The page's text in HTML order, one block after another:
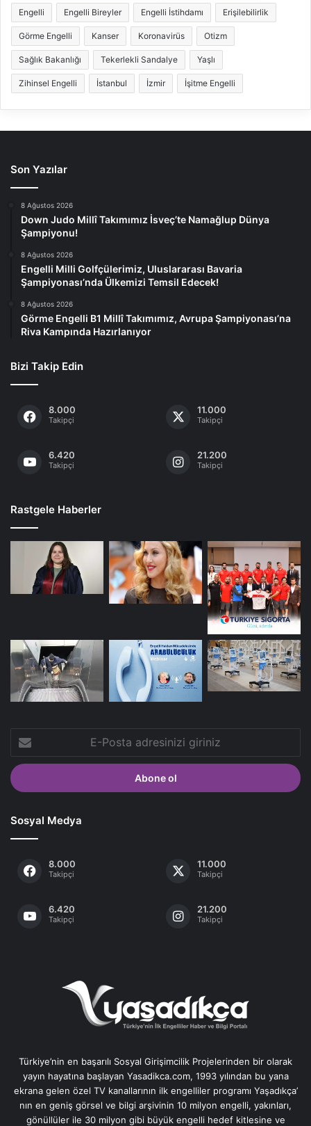
Engelli Engelli Bireyler Engelli İstihdamı Erişilebilirlik
Görme Engelli Kanser Koronavirüs Otizm
Sağlık Bakanlığı Tekerlekli Sandalye Yaşlı
Zihinsel Engelli İstanbul İzmir İşitme Engelli
Son Yazılar
8 Ağustos 2026
Down Judo Millî Takımımız İsveç’te Namağlup Dünya
Şampiyonu!
8 Ağustos 2026
Engelli Milli Golfçülerimiz, Uluslararası Bavaria
Şampiyonası’nda Ülkemizi Temsil Edecek!
8 Ağustos 2026
Görme Engelli B1 Millî Takımımız, Avrupa Şampiyonası’na
Riva Kampında Hazırlanıyor
Bizi Takip Edin
8.000
Takipçi
11.000
Takipçi
6.420
Takipçi
21.200
Takipçi
Rastgele Haberler
E-
Posta
adresinizi
giriniz
Sosyal Medya
8.000
Takipçi
11.000
Takipçi
6.420
Takipçi
21.200
Takipçi
Türkiye’nin en başarılı Sosyal Girişimcilik Projelerinden bir olarak
yayın hayatına başlayan Yasadikca.com, 1993 yılından bu yana
ekrana gelen özel TV kanallarının ilk engelliler programı Yaşadıkça’
nın en geniş görsel ve bilgi arşivinin 10 milyon engelli, yakınları,
gönüllüler ile 30 milyon gibi büyük engelli hedef kitlesine ve